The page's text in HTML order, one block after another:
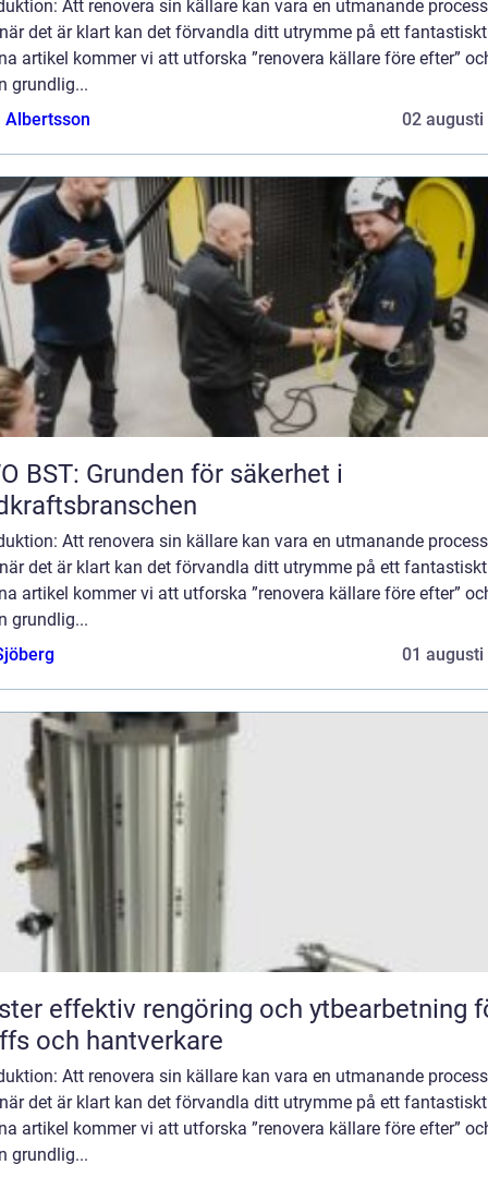
Att renovera sin källare kan vara en utmanande
det är klart kan det förvandla ditt utrymme på ett
artikel kommer vi att utforska ”renovera källare före efter”
grundlig...
Albertsson
02 augusti
BST: Grunden för säkerhet i
Att renovera sin källare kan vara en utmanande
det är klart kan det förvandla ditt utrymme på ett
artikel kommer vi att utforska ”renovera källare före efter”
grundlig...
01 augusti
ytbearbetning för
och hantverkare
Att renovera sin källare kan vara en utmanande
det är klart kan det förvandla ditt utrymme på ett
artikel kommer vi att utforska ”renovera källare före efter”
grundlig...